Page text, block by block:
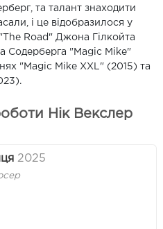
та талант знаходити
і це відобразилося у
Road" Джона Гілкойта
Содерберга "Magic Mike"
"Magic Mike XXL" (2015) та
Нік Векслер
2025